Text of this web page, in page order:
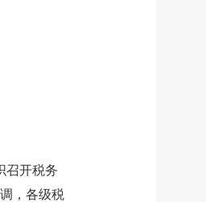
召开税务
，各级税